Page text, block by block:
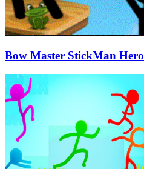
Bow Master StickMan Hero